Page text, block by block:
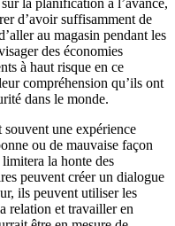
d’avoir suffisamment de
au magasin pendant les
des économies
à haut risque en ce
compréhension qu’ils ont
dans le monde.
une expérience
ou de mauvaise façon
la honte des
peuvent créer un dialogue
ils peuvent utiliser les
relation et travailler en